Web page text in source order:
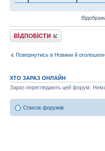
Відповісти
Повернутись в Новини й
ХТО ЗАРАЗ ОНЛАЙН
Зараз переглядають цей форум:
Список форумів